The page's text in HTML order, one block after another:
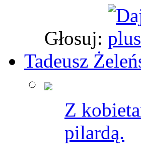
Głosuj:
Tadeusz
Z
pilardą.